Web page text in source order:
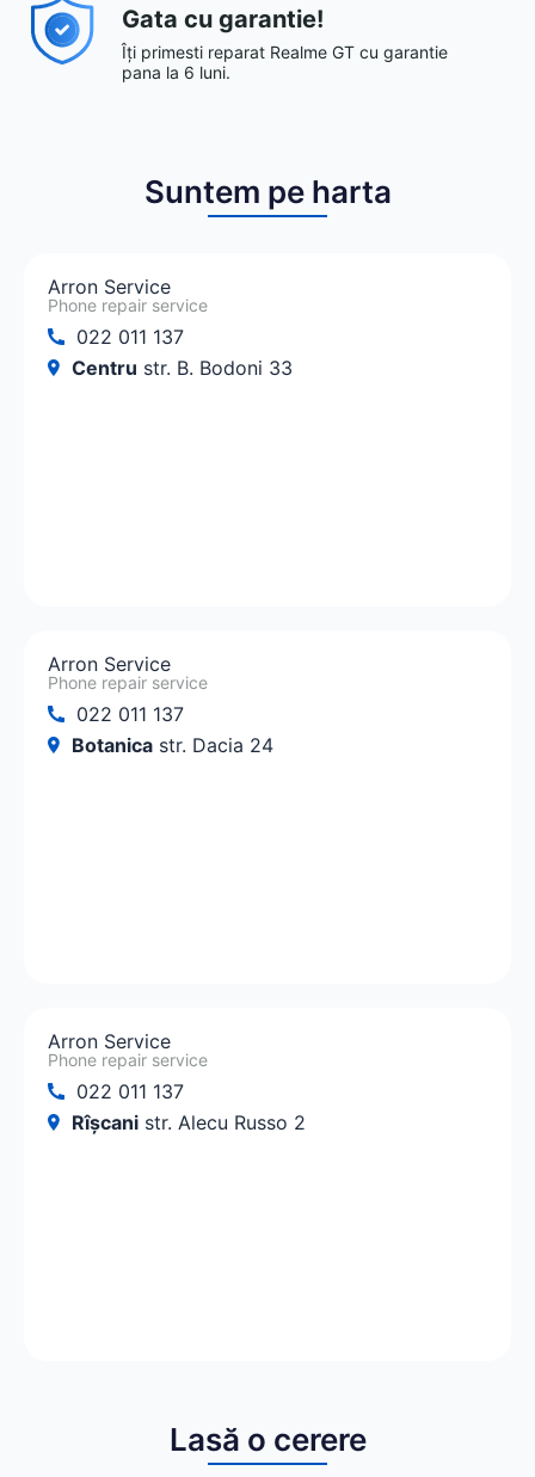
Gata cu garantie!
Îți primesti reparat Realme GT cu garantie
pana la 6 luni.
Suntem pe harta
Arron Service
Phone repair service
022 011 137
Centru str. B. Bodoni 33
Arron Service
Phone repair service
022 011 137
Botanica str. Dacia 24
Arron Service
Phone repair service
022 011 137
Rîșcani str. Alecu Russo 2
Lasă o cerere